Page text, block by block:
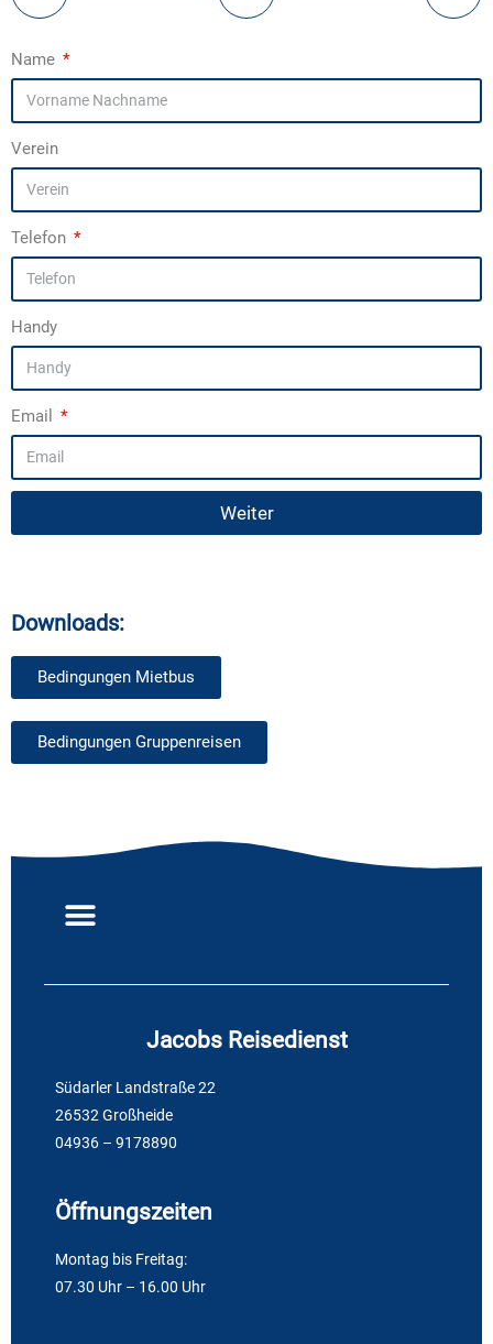
Name
Verein
Telefon
Handy
Email
Weiter
Downloads:
Bedingungen Mietbus
Bedingungen Gruppenreisen
Jacobs Reisedienst
Südarler Landstraße 22
26532 Großheide
04936 – 9178890
Öffnungszeiten
Montag bis Freitag:
07.30 Uhr – 16.00 Uhr